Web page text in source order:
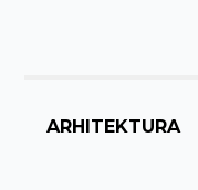
ARHITEKTURA